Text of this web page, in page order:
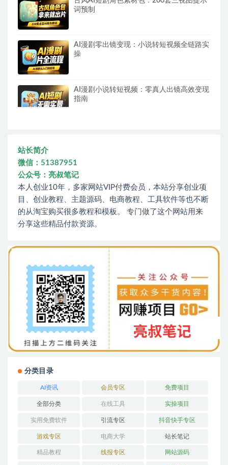
词预制
AI漫剧零出镜变现：小说转短视频全链路实
操
AI漫剧小说转短视频：零真人出镜高效变现
指南
站长简介
微信：51387951
公众号：亮叔笔记
本人创业10年，多家网站VIP付费会员，本站分享创业项
目、创业教程、主题源码、电商教程、工具软件等也不断
的从淘宝购买很多教程和模板。 专门做了这个网站用来
分享这些精品付款资源。
分类目录
AI资讯 会员专区 免费项目
全部分类 在线工具 实操项目
实用免费软件 引流专区 抖音快手专区
游戏专区 电商大学 站长笔记
精品教程 线报专区 网站源码